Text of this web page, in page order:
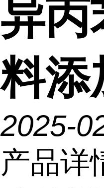
异丙
料添
2025-
产品详